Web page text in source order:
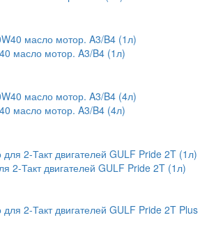
масло мотор. A3/B4 (1л)
масло мотор. A3/B4 (4л)
2-Такт двигателей GULF Pride 2T (1л)